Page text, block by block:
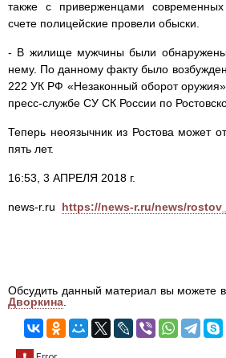
также с приверженцами
счете полицейские провели обыски.
- В жилище мужчины были обнаружены
нему. По данному факту было
222 УК РФ «Незаконный оборот
пресс-службе СУ СК России по
Теперь неоязычник из Ростова может
пять лет.
16:53, 3 АПРЕЛЯ 2018 г.
news-r.ru https://news-r.ru/news/
Обсудить данный материал вы можете в
Дворкина